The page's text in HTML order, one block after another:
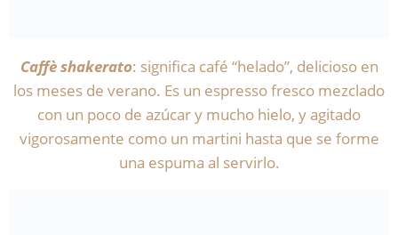
Caffè shakerato: significa café “helado”, delicioso en
los meses de verano. Es un espresso fresco mezclado
con un poco de azúcar y mucho hielo, y agitado
vigorosamente como un martini hasta que se forme
una espuma al servirlo.